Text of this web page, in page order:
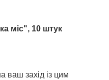
міс", 10 штук
ваш захід із цим